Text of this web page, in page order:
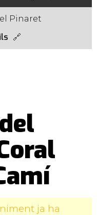
Pinaret
ja ha